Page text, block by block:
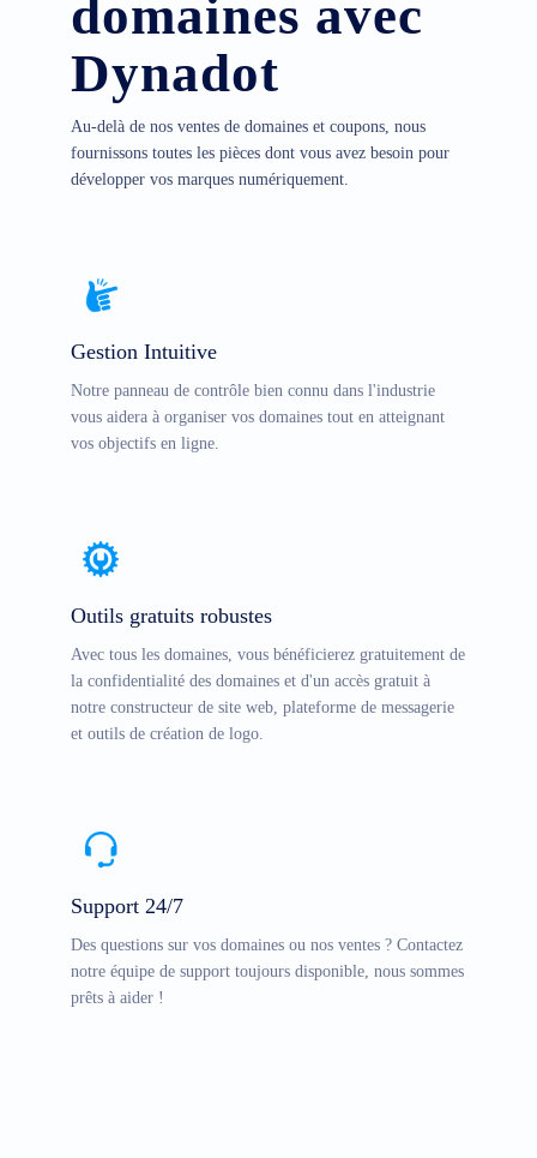
domaines avec
Dynadot
Au-delà de nos ventes de domaines et coupons, nous
fournissons toutes les pièces dont vous avez besoin pour
développer vos marques numériquement.
Gestion Intuitive
Notre panneau de contrôle bien connu dans l'industrie
vous aidera à organiser vos domaines tout en atteignant
vos objectifs en ligne.
Outils gratuits robustes
Avec tous les domaines, vous bénéficierez gratuitement de
la confidentialité des domaines et d'un accès gratuit à
notre constructeur de site web, plateforme de messagerie
et outils de création de logo.
Support 24/7
Des questions sur vos domaines ou nos ventes ? Contactez
notre équipe de support toujours disponible, nous sommes
prêts à aider !